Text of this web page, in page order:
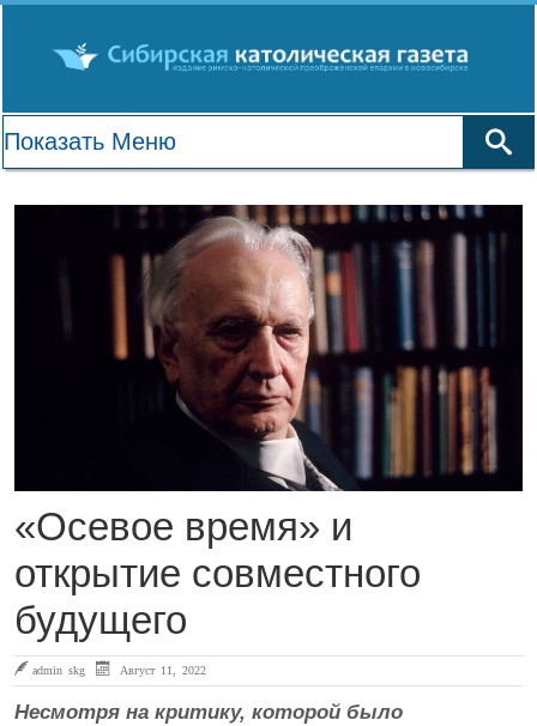
«Осевое время» и
открытие совместного
будущего
admin skg Август 11, 2022
Несмотря на критику, которой было